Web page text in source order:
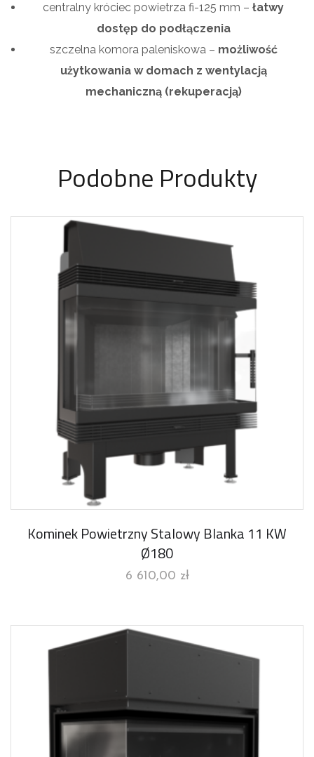
centralny króciec powietrza fi-125 mm – łatwy
dostęp do podłączenia
szczelna komora paleniskowa – możliwość
użytkowania w domach z wentylacją
mechaniczną (rekuperacją)
Podobne Produkty
Kominek Powietrzny Stalowy Blanka 11 KW
Ø180
6 610,00 zł